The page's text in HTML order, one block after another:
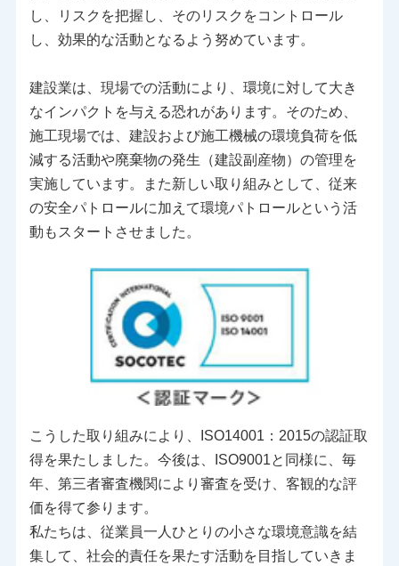
し、リスクを把握し、そのリスクをコントロール
し、効果的な活動となるよう努めています。
建設業は、現場での活動により、環境に対して大き
なインパクトを与える恐れがあります。そのため、
施工現場では、建設および施工機械の環境負荷を低
減する活動や廃棄物の発生（建設副産物）の管理を
実施しています。また新しい取り組みとして、従来
の安全パトロールに加えて環境パトロールという活
動もスタートさせました。
こうした取り組みにより、ISO14001：2015の認証取
得を果たしました。今後は、ISO9001と同様に、毎
年、第三者審査機関により審査を受け、客観的な評
価を得て参ります。
私たちは、従業員一人ひとりの小さな環境意識を結
集して、社会的責任を果たす活動を目指していきま